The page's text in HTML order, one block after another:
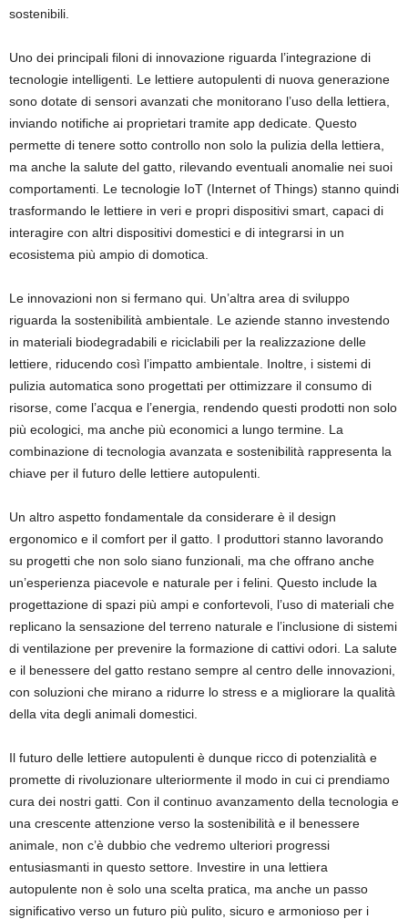
sostenibili.
Uno dei principali filoni di innovazione riguarda l’integrazione di
tecnologie intelligenti. Le lettiere autopulenti di nuova generazione
sono dotate di sensori avanzati che monitorano l’uso della lettiera,
inviando notifiche ai proprietari tramite app dedicate. Questo
permette di tenere sotto controllo non solo la pulizia della lettiera,
ma anche la salute del gatto, rilevando eventuali anomalie nei suoi
comportamenti. Le tecnologie IoT (Internet of Things) stanno quindi
trasformando le lettiere in veri e propri dispositivi smart, capaci di
interagire con altri dispositivi domestici e di integrarsi in un
ecosistema più ampio di domotica.
Le innovazioni non si fermano qui. Un’altra area di sviluppo
riguarda la sostenibilità ambientale. Le aziende stanno investendo
in materiali biodegradabili e riciclabili per la realizzazione delle
lettiere, riducendo così l’impatto ambientale. Inoltre, i sistemi di
pulizia automatica sono progettati per ottimizzare il consumo di
risorse, come l’acqua e l’energia, rendendo questi prodotti non solo
più ecologici, ma anche più economici a lungo termine. La
combinazione di tecnologia avanzata e sostenibilità rappresenta la
chiave per il futuro delle lettiere autopulenti.
Un altro aspetto fondamentale da considerare è il design
ergonomico e il comfort per il gatto. I produttori stanno lavorando
su progetti che non solo siano funzionali, ma che offrano anche
un’esperienza piacevole e naturale per i felini. Questo include la
progettazione di spazi più ampi e confortevoli, l’uso di materiali che
replicano la sensazione del terreno naturale e l’inclusione di sistemi
di ventilazione per prevenire la formazione di cattivi odori. La salute
e il benessere del gatto restano sempre al centro delle innovazioni,
con soluzioni che mirano a ridurre lo stress e a migliorare la qualità
della vita degli animali domestici.
Il futuro delle lettiere autopulenti è dunque ricco di potenzialità e
promette di rivoluzionare ulteriormente il modo in cui ci prendiamo
cura dei nostri gatti. Con il continuo avanzamento della tecnologia e
una crescente attenzione verso la sostenibilità e il benessere
animale, non c’è dubbio che vedremo ulteriori progressi
entusiasmanti in questo settore. Investire in una lettiera
autopulente non è solo una scelta pratica, ma anche un passo
significativo verso un futuro più pulito, sicuro e armonioso per i